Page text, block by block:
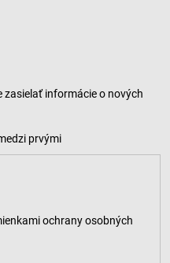
zasielať informácie o nových
ochrany osobných